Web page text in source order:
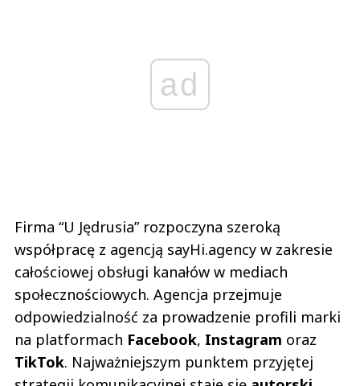
ad
Firma “U Jędrusia” rozpoczyna szeroką
współpracę z agencją sayHi.agency w zakresie
całościowej obsługi kanałów w mediach
społecznościowych. Agencja przejmuje
odpowiedzialność za prowadzenie profili marki
na platformach Facebook, Instagram oraz
TikTok. Najważniejszym punktem przyjętej